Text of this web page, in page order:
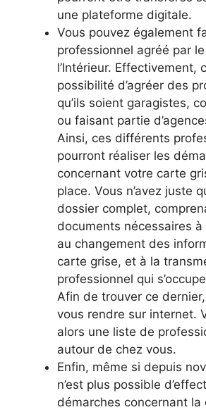
une plateforme digitale.
Vous pouvez également
professionnel agréé par
l’Intérieur. Effectivement,
possibilité d’agréer des
qu’ils soient garagistes,
ou faisant partie
Ainsi, ces différents
pourront réaliser les
concernant votre carte
place. Vous n’avez juste
dossier complet,
documents nécessaires
au changement des
carte grise, et à la
professionnel qui
Afin de trouver ce
vous rendre sur internet.
alors une liste de
autour de chez vous.
Enfin, même si depuis
n’est plus possible
démarches concernant la